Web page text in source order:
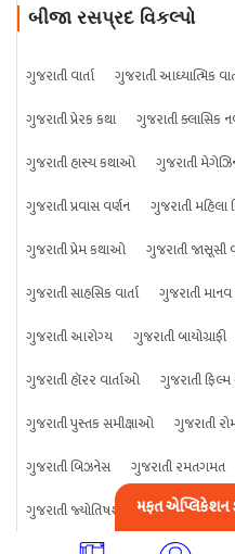
બીજા રસપ્રદ વિકલ્પો
ગુજરાતી વાર્તા ગુજરાતી આધ્યાત્મિક
ગુજરાતી પ્રેરક કથા
ગુજરાતી ક્લાસિક
ગુજરાતી હાસ્ય કથાઓ
ગુજરાતી
ગુજરાતી પ્રવાસ વર્ણન
ગુજરાતી
ગુજરાતી પ્રેમ કથાઓ
ગુજરાતી જાસૂસી
ગુજરાતી સાહસિક વાર્તા
ગુજરાતી માનવ
ગુજરાતી આરોગ્ય
ગુજરાતી બાયોગ્રાફી
ગુજરાતી હૉરર વાર્તાઓ
ગુજરાતી
ગુજરાતી પુસ્તક સમીક્ષાઓ
ગુજરાતી
ગુજરાતી બિઝનેસ
ગુજરાતી રમતગમત
ગુજરાતી જ્યોતિષશાસ્ત્ર
ગુજરાતી
મફત એપ્લિકેશન